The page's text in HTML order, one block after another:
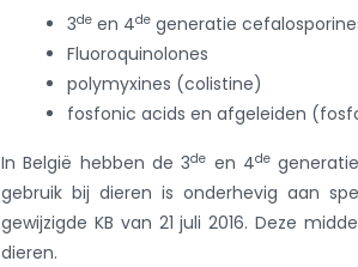
3de en 4de generatie
Fluoroquinolones
polymyxines (colistine)
fosfonic acids en afgeleiden
In België hebben de 3de en 4de
gebruik bij dieren is onderhevig aan
gewijzigde KB van 21 juli 2016. Deze
dieren.